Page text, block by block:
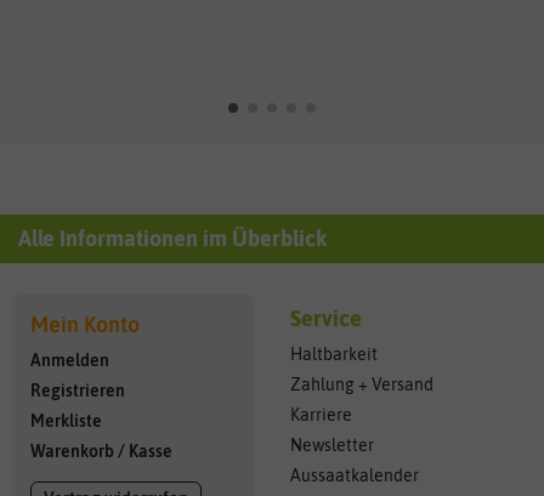
Alle Informationen im Überblick
Mein Konto
Anmelden
Registrieren
Merkliste
Warenkorb / Kasse
Service
Haltbarkeit
Zahlung + Versand
Karriere
Newsletter
Aussaatkalender